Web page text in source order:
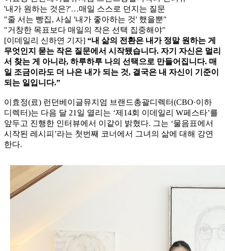
'내가 원하는 것은?'…매일 스스로 던지는 질문
"줄 서는 빵집, 사실 '내가 좋아하는 것' 했을뿐"
"거창한 목표보다 매일의 작은 선택 집중해야"
[이데일리 신하연 기자] “내 삶의 전환은 내가 정말 원하는 게
무엇인지 묻는 작은 질문에서 시작됐습니다. 자기 자신은 멀리
서 찾는 게 아니라, 하루하루 나의 선택으로 만들어집니다. 매
일 조금이라도 더 나은 내가 되는 것, 결국은 내 자신이 기준이
되는 일입니다.”
이효정(료) 런던베이글뮤지엄 브랜드총괄디렉터(CBO·이하
디렉터)는 다음 달 21일 열리는 ‘제14회 이데일리 W페스타’를
앞두고 진행한 인터뷰에서 이같이 밝혔다. 그는 ‘물음표에서
시작된 레시피’라는 첫번째 코너에서 그녀의 삶에 대해 강연
한다.